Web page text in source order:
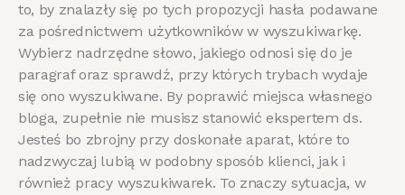
to, by znalazły się po tych propozycji hasła podawane
za pośrednictwem użytkowników w wyszukiwarkę.
Wybierz nadrzędne słowo, jakiego odnosi się do je
paragraf oraz sprawdź, przy których trybach wydaje
się ono wyszukiwane. By poprawić miejsca własnego
bloga, zupełnie nie musisz stanowić ekspertem ds.
Jesteś bo zbrojny przy doskonałe aparat, które to
nadzwyczaj lubią w podobny sposób klienci, jak i
również pracy wyszukiwarek. To znaczy sytuacja, w